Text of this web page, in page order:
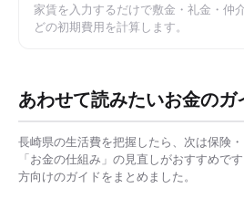
家賃を入力するだけで敷金・礼金・仲
どの初期費用を計算します。
あわせて読みたいお金のガ
長崎県の生活費を把握したら、次は保険
「お金の仕組み」の見直しがおすすめで
方向けのガイドをまとめました。